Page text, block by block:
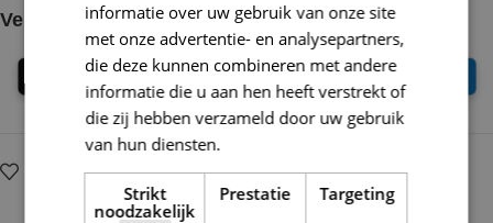
Veilig online betalen
Op verlanglijstje Delen:
informatie over uw gebruik van onze site
met onze advertentie- en analysepartners,
die deze kunnen combineren met andere
informatie die u aan hen heeft verstrekt of
die zij hebben verzameld door uw gebruik
van hun diensten.
Strikt
noodzakelijk
Prestatie Targeting